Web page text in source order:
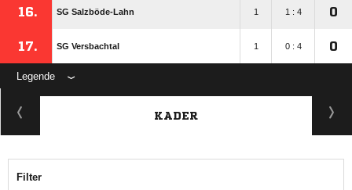
16. SG Salzböde-Lahn 1 1 : 4 0
17. SG Versbachtal 1 0 : 4 0
Legende
KADER
Filter